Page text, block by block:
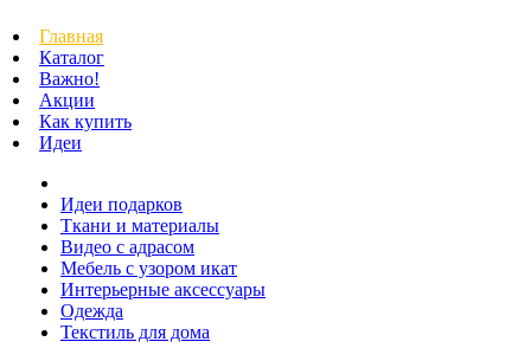
Главная
Каталог
Важно!
Акции
Как купить
Идеи
Идеи подарков
Ткани и материалы
Видео с адрасом
Мебель с узором икат
Интерьерные аксессуары
Одежда
Текстиль для дома